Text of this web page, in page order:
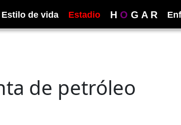
Estilo de vida Estadio H O G A R
de petróleo